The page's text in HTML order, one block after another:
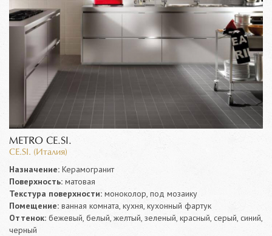
METRO CE.SI.
CE.SI. (Италия)
Назначение: Керамогранит
Поверхность: матовая
Текстура поверхности: моноколор, под мозаику
Помещение: ванная комната, кухня, кухонный фартук
Оттенок: бежевый, белый, желтый, зеленый, красный, серый, синий,
черный